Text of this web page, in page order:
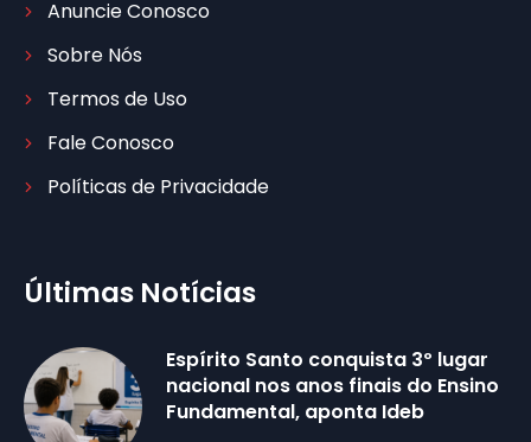
Anuncie Conosco
Sobre Nós
Termos de Uso
Fale Conosco
Políticas de Privacidade
Últimas Notícias
Espírito Santo conquista 3º lugar
nacional nos anos finais do Ensino
Fundamental, aponta Ideb